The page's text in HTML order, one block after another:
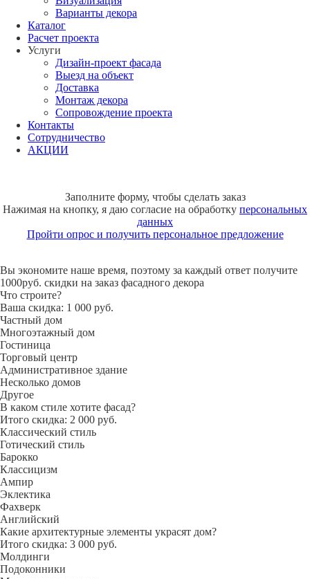
Варианты декора
Каталог
Расчет проекта
Услуги
Дизайн-проект фасада
Выезд на объект
Доставка
Монтаж декора
Сопровождение проекта
Контакты
Сотрудничество
АКЦИИ
Заполните форму, чтобы сделать заказ
Нажимая на кнопку, я даю согласие на обработку персональных
данных
Пройти опрос и получить персональное предложение
Вы экономите наше время, поэтому за каждый ответ получите
1000руб. скидки на заказ фасадного декора
Что строите?
Ваша скидка: 1 000 руб.
Частный дом
Многоэтажный дом
Гостиница
Торговый центр
Административное здание
Несколько домов
Другое
В каком стиле хотите фасад?
Итого скидка: 2 000 руб.
Классический стиль
Готический стиль
Барокко
Классицизм
Ампир
Эклектика
Фахверк
Английский
Какие архитектурные элементы украсят дом?
Итого скидка: 3 000 руб.
Молдинги
Подоконники